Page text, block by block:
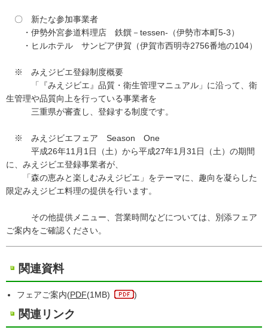
〇 新たな参加事業者
・伊勢外宮参道料理店 鉄饌－tessen-（伊勢市本町5-3）
・ヒルホテル サンピア伊賀（伊賀市西明寺2756番地の104）
※ みえジビエ登録制度概要
「『みえジビエ』品質・衛生管理マニュアル」に沿って、衛
生管理や品質向上を行っている事業者を
三重県が審査し、登録する制度です。
※ みえジビエフェア Season One
平成26年11月1日（土）から平成27年1月31日（土）の期間
に、みえジビエ登録事業者が、
「森の恵みと楽しむみえジビエ」をテーマに、趣向を凝らした
限定みえジビエ料理の提供を行います。
その他提供メニュー、営業時間などについては、別添フェア
ご案内をご確認ください。
関連資料
フェアご案内(PDF(1MB) )
関連リンク